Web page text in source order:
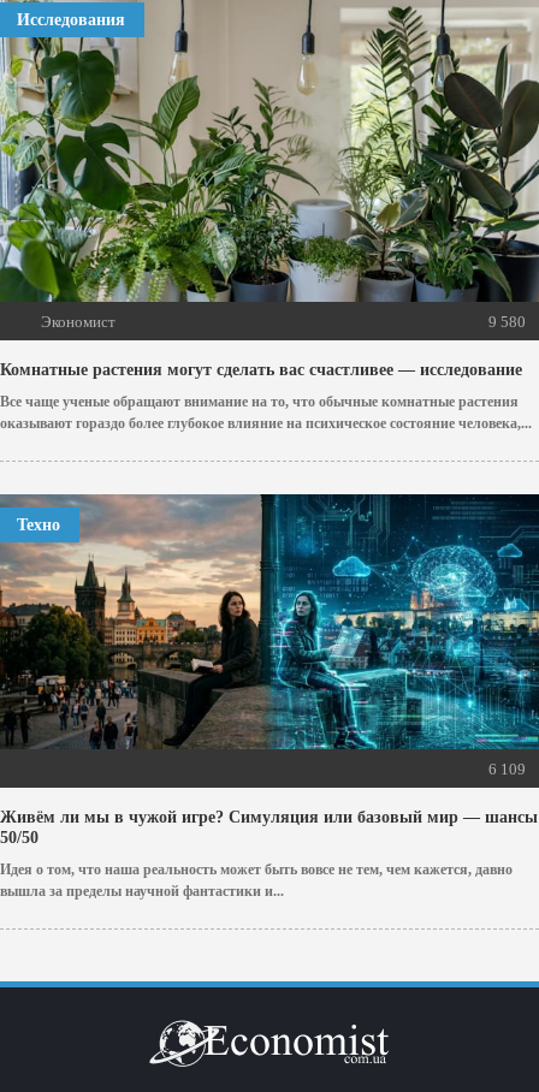
Исследования
Экономист 9 580
Комнатные растения могут сделать вас счастливее — исследование
Все чаще ученые обращают внимание на то, что обычные комнатные растения
оказывают гораздо более глубокое влияние на психическое состояние человека,...
Техно
6 109
Живём ли мы в чужой игре? Симуляция или базовый мир — шансы
50/50
Идея о том, что наша реальность может быть вовсе не тем, чем кажется, давно
вышла за пределы научной фантастики и...